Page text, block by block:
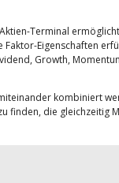
Terminal
Faktor-Eigenschaften
Growth,
kombiniert
finden, die gleichzeitig